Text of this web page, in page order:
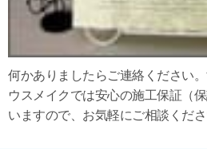
何かありましたらご連絡ください
ウスメイクでは安心の施工保証（
いますので、お気軽にご相談くださ